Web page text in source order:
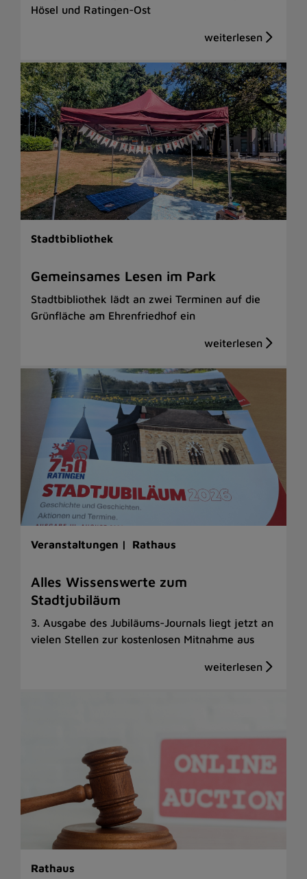
Hösel und Ratingen-Ost
Stadtbibliothek
Gemeinsames Lesen im Park
Stadtbibliothek lädt an zwei Terminen auf die
Grünfläche am Ehrenfriedhof ein
Veranstaltungen | Rathaus
Alles Wissenswerte zum
Stadtjubiläum
3. Ausgabe des Jubiläums-Journals liegt jetzt an
vielen Stellen zur kostenlosen Mitnahme aus
Rathaus